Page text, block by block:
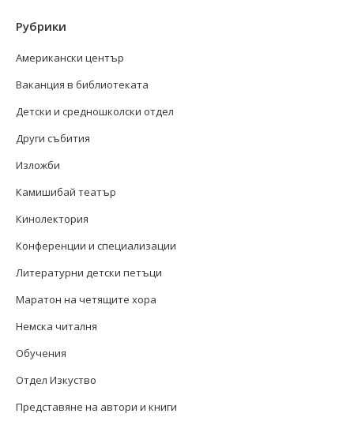
Рубрики
Американски център
Ваканция в библиотеката
Детски и средношколски отдел
Други събития
Изложби
Камишибай театър
Кинолектория
Конференции и специализации
Литературни детски петъци
Маратон на четящите хора
Немска читалня
Обучения
Отдел Изкуство
Представяне на автори и книги